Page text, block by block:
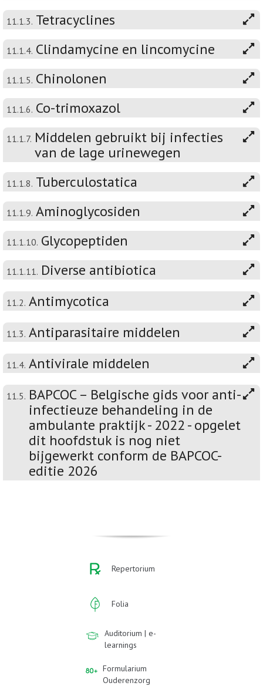
11.1.3. Tetracyclines
11.1.4. Clindamycine en lincomycine
11.1.5. Chinolonen
11.1.6. Co-trimoxazol
11.1.7. Middelen gebruikt bij infecties
van de lage urinewegen
11.1.8. Tuberculostatica
11.1.9. Aminoglycosiden
11.1.10. Glycopeptiden
11.1.11. Diverse antibiotica
11.2. Antimycotica
11.3. Antiparasitaire middelen
11.4. Antivirale middelen
11.5. BAPCOC – Belgische gids voor anti-
infectieuze behandeling in de
ambulante praktijk - 2022 - opgelet
dit hoofdstuk is nog niet
bijgewerkt conform de BAPCOC-
editie 2026
Repertorium
Folia
Auditorium | e-
learnings
Formularium
Ouderenzorg